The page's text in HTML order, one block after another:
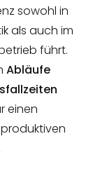
sowohl in
als auch im
führt.
Abläufe
einen